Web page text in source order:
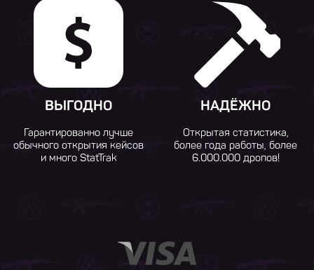
ВЫГОДНО
Гарантированно лучше
обычного открытия кейсов
и много StatTrak
НАДЁЖНО
Открытая статистика,
более года работы, более
6.000.000 дропов!